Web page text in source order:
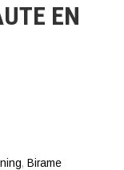
EN
, Birame